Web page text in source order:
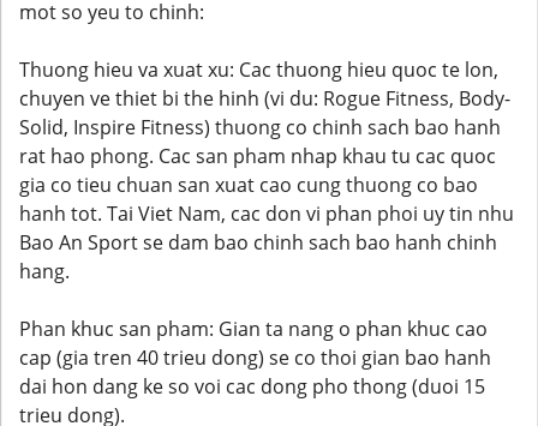
mot so yeu to chinh:
Thuong hieu va xuat xu: Cac thuong hieu quoc te lon,
chuyen ve thiet bi the hinh (vi du: Rogue Fitness, Body-
Solid, Inspire Fitness) thuong co chinh sach bao hanh
rat hao phong. Cac san pham nhap khau tu cac quoc
gia co tieu chuan san xuat cao cung thuong co bao
hanh tot. Tai Viet Nam, cac don vi phan phoi uy tin nhu
Bao An Sport se dam bao chinh sach bao hanh chinh
hang.
Phan khuc san pham: Gian ta nang o phan khuc cao
cap (gia tren 40 trieu dong) se co thoi gian bao hanh
dai hon dang ke so voi cac dong pho thong (duoi 15
trieu dong).